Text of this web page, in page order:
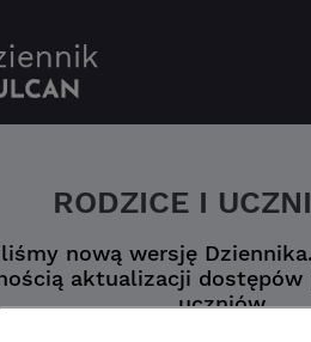
RODZICE I
nową wersję
aktualizacji
uczniów.